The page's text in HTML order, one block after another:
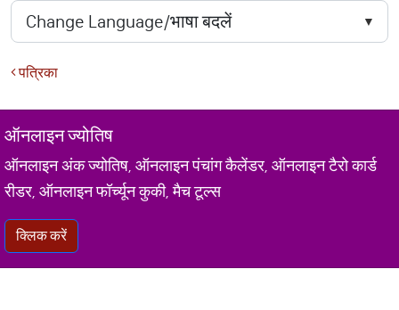
पत्रिका
ऑनलाइन ज्योतिष
ऑनलाइन अंक ज्योतिष, ऑनलाइन पंचांग कैलेंडर, ऑनलाइन टैरो कार्ड
रीडर, ऑनलाइन फॉर्च्यून कुकी, मैच टूल्स
क्लिक करें